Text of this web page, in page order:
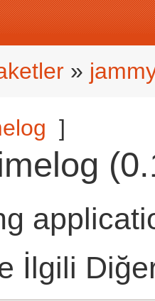
»
]
İlgili